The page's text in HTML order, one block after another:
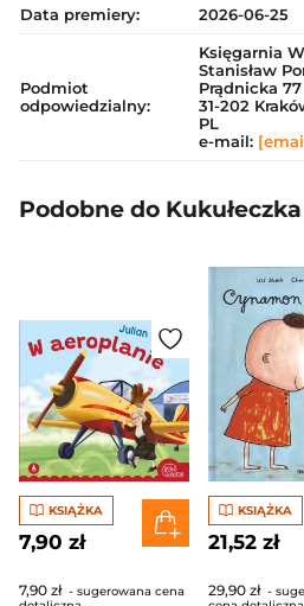
Data premiery:
2026-06-25
Podmiot
odpowiedzialny:
Księgarnia
Stanisław
Prądnicka 77
31-202
PL
e-mail:
Podobne do Kukułeczka
KSIĄŻKA
7,90 zł
7,90 zł - sugerowana cena
KSIĄŻKA
21,52 zł
29,90 zł -